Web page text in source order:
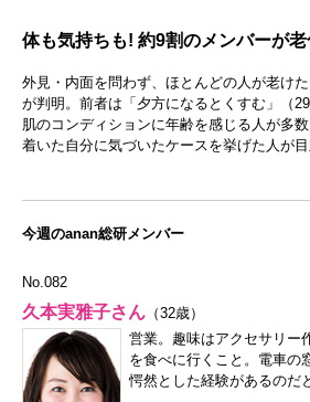
体も気持ちも! 約9割のメンバーが
外見・内面を問わず、ほとんどの人が老け
が判明。前者は「夕方になるとくすむ」（
肌のコンディションに年齢を感じる人が多
着いた自分に気づいたケースを挙げた人が目
今週のanan総研メンバー
No.082
久本実雅子さん （32歳）
営業。趣味はアクセサリー
を食べに行くこと。電車の
愕然とした経験があるのだ